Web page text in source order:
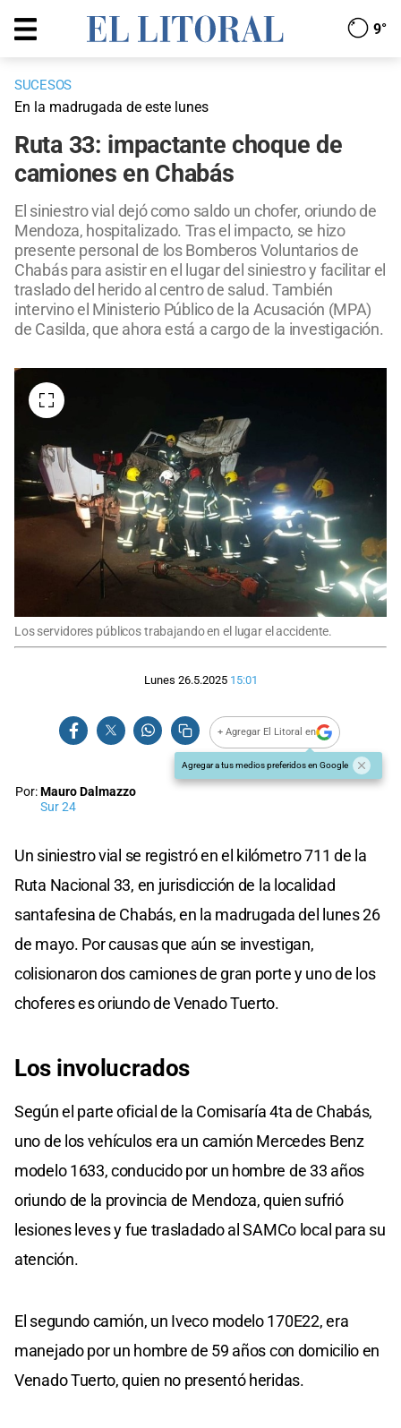
9°
SUCESOS
En la madrugada de este lunes
Ruta 33: impactante choque de
camiones en Chabás
El siniestro vial dejó como saldo un chofer, oriundo de
Mendoza, hospitalizado. Tras el impacto, se hizo
presente personal de los Bomberos Voluntarios de
Chabás para asistir en el lugar del siniestro y facilitar el
traslado del herido al centro de salud. También
intervino el Ministerio Público de la Acusación (MPA)
de Casilda, que ahora está a cargo de la investigación.
Los servidores públicos trabajando en el lugar el accidente.
Lunes 26.5.2025 15:01
+ Agregar El Litoral en
Agregar a tus medios preferidos en Google
Por:Mauro Dalmazzo
Sur 24
Un siniestro vial se registró en el kilómetro 711 de la
Ruta Nacional 33, en jurisdicción de la localidad
santafesina de Chabás, en la madrugada del lunes 26
de mayo. Por causas que aún se investigan,
colisionaron dos camiones de gran porte y uno de los
choferes es oriundo de Venado Tuerto.
Los involucrados
Según el parte oficial de la Comisaría 4ta de Chabás,
uno de los vehículos era un camión Mercedes Benz
modelo 1633, conducido por un hombre de 33 años
oriundo de la provincia de Mendoza, quien sufrió
lesiones leves y fue trasladado al SAMCo local para su
atención.
El segundo camión, un Iveco modelo 170E22, era
manejado por un hombre de 59 años con domicilio en
Venado Tuerto, quien no presentó heridas.